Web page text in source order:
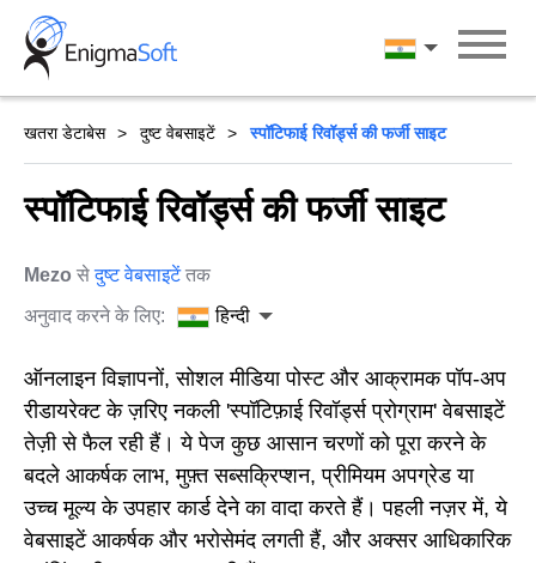
Skip
content
हिन्दी
खतरा डेटाबेस दुष्ट वेबसाइटें स्पॉटिफाई रिवॉर्ड्स की फर्जी साइट
स्पॉटिफाई रिवॉर्ड्स की फर्जी साइट
Mezo सेदुष्ट वेबसाइटेंतक
अनुवाद करने के लिए:
हिन्दी
ऑनलाइन विज्ञापनों, सोशल मीडिया पोस्ट और आक्रामक पॉप-अप
रीडायरेक्ट के ज़रिए नकली 'स्पॉटिफ़ाई रिवॉर्ड्स प्रोग्राम' वेबसाइटें
तेज़ी से फैल रही हैं। ये पेज कुछ आसान चरणों को पूरा करने के
बदले आकर्षक लाभ, मुफ़्त सब्सक्रिप्शन, प्रीमियम अपग्रेड या
उच्च मूल्य के उपहार कार्ड देने का वादा करते हैं। पहली नज़र में, ये
वेबसाइटें आकर्षक और भरोसेमंद लगती हैं, और अक्सर आधिकारिक